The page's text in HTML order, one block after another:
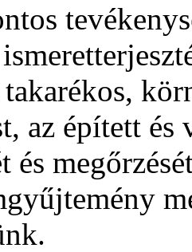
az épített és
és